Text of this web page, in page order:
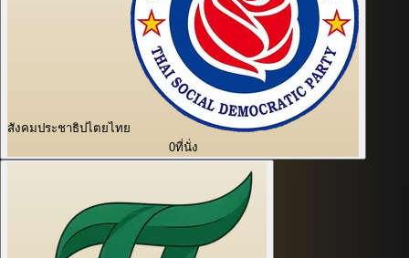
สังคมประชาธิปไตยไทย
0ที่นั่ง